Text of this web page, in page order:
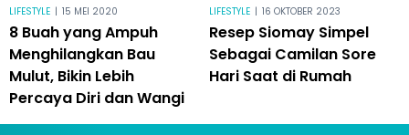
LIFESTYLE | 15 MEI 2020
8 Buah yang Ampuh
Menghilangkan Bau
Mulut, Bikin Lebih
Percaya Diri dan Wangi
LIFESTYLE | 16 OKTOBER 2023
Resep Siomay Simpel
Sebagai Camilan Sore
Hari Saat di Rumah